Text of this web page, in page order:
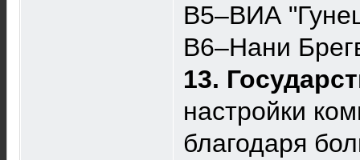
B5–ВИА
B6–Нани
13.
настройки
благодаря